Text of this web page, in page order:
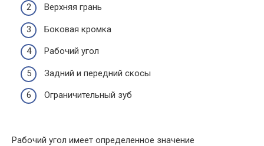
Верхняя грань
Боковая кромка
Рабочий угол
Задний и передний скосы
Ограничительный зуб
Рабочий угол имеет определенное значение